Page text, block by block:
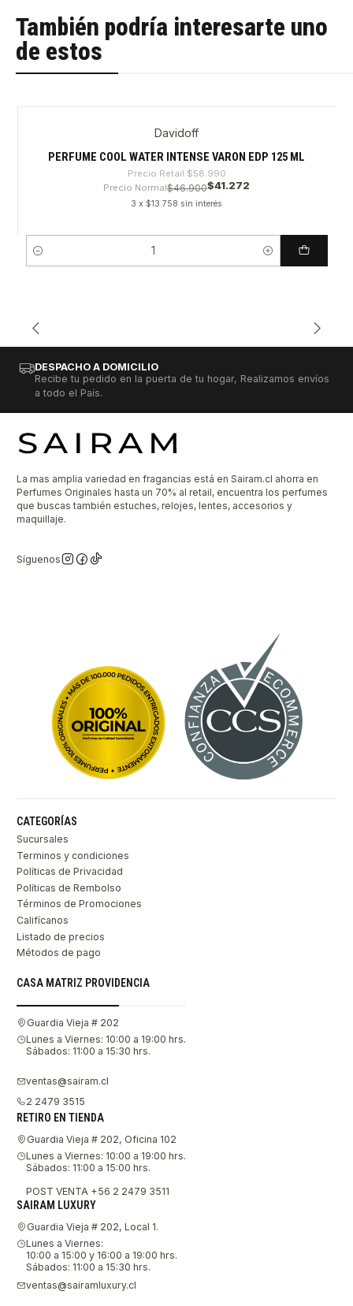
También podría interesarte uno
de estos
Davidoff
PERFUME COOL WATER INTENSE VARON EDP 125 ML
Precio Retail $58.990
Precio Normal$46.900$41.272
3 x $13.758 sin interés
Cantidad
DESPACHO A DOMICILIO
Recibe tu pedido en la puerta de tu hogar, Realizamos envíos
a todo el País.
La mas amplia variedad en fragancias está en Sairam.cl ahorra en
Perfumes Originales hasta un 70% al retail, encuentra los perfumes
que buscas también estuches, relojes, lentes, accesorios y
maquillaje.
Síguenos
CATEGORÍAS
Sucursales
Terminos y condiciones
Políticas de Privacidad
Políticas de Rembolso
Términos de Promociones
Califícanos
Listado de precios
Métodos de pago
CASA MATRIZ PROVIDENCIA
Guardia Vieja # 202
Lunes a Viernes: 10:00 a 19:00 hrs.
Sábados: 11:00 a 15:30 hrs.
ventas@sairam.cl
2 2479 3515
RETIRO EN TIENDA
Guardia Vieja # 202, Oficina 102
Lunes a Viernes: 10:00 a 19:00 hrs.
Sábados: 11:00 a 15:00 hrs.
POST VENTA +56 2 2479 3511
SAIRAM LUXURY
Guardia Vieja # 202, Local 1.
Lunes a Viernes:
10:00 a 15:00 y 16:00 a 19:00 hrs.
Sábados: 11:00 a 15:30 hrs.
ventas@sairamluxury.cl